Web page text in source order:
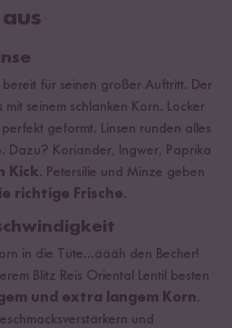
bereit für seinen großer Auftritt. Der
mit seinem schlanken Korn. Locker
geformt. Linsen runden alles
Dazu? Koriander, Ingwer, Paprika
Kick. Petersilie und Minze geben
richtige Frische.
in die Tüte...äääh den Becher!
Blitz Reis Oriental Lentil besten
und extra langem Korn.
und